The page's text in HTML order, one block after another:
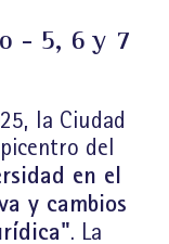
- 5, 6 y 7
la Ciudad
del
en el
y cambios
. La